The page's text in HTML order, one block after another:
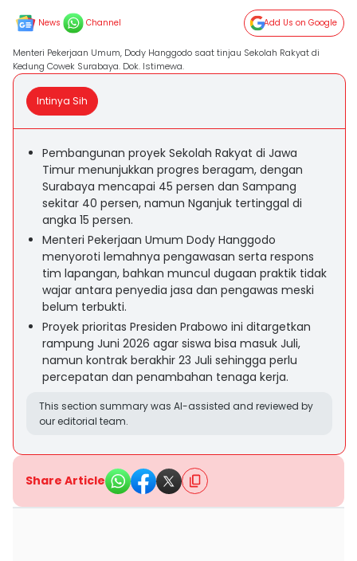
News Channel Add Us on Google
Menteri Pekerjaan Umum, Dody Hanggodo saat tinjau Sekolah Rakyat di
Kedung Cowek Surabaya. Dok. Istimewa.
Intinya Sih
Pembangunan proyek Sekolah Rakyat di Jawa
Timur menunjukkan progres beragam, dengan
Surabaya mencapai 45 persen dan Sampang
sekitar 40 persen, namun Nganjuk tertinggal di
angka 15 persen.
Menteri Pekerjaan Umum Dody Hanggodo
menyoroti lemahnya pengawasan serta respons
tim lapangan, bahkan muncul dugaan praktik tidak
wajar antara penyedia jasa dan pengawas meski
belum terbukti.
Proyek prioritas Presiden Prabowo ini ditargetkan
rampung Juni 2026 agar siswa bisa masuk Juli,
namun kontrak berakhir 23 Juli sehingga perlu
percepatan dan penambahan tenaga kerja.
This section summary was AI-assisted and reviewed by
our editorial team.
Share Article